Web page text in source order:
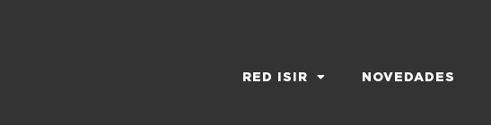
RED ISIR NOVEDADES